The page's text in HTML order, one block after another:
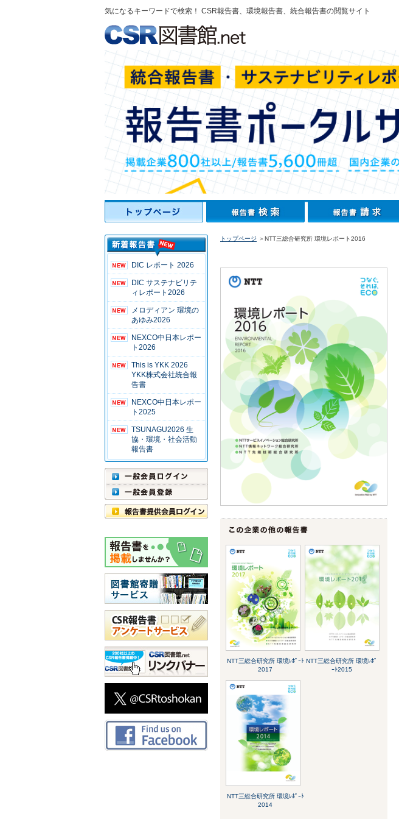
気になるキーワードで検索！ CSR報告書、環境報告書、統合報告書の閲覧サイト
DIC レポート 2026
DIC サステナビリテ
ィレポート2026
メロディアン 環境の
あゆみ2026
NEXCO中日本レポー
ト2026
This is YKK 2026
YKK株式会社統合報
告書
NEXCO中日本レポー
ト2025
TSUNAGU2026 生
協・環境・社会活動
報告書
トップページ ＞NTT三総合研究所 環境レポート2016
NTT三総合研究所 環境ﾚﾎﾟｰﾄ
2017
NTT三総合研究所 環境ﾚﾎﾟ
ｰﾄ2015
NTT三総合研究所 環境ﾚﾎﾟｰﾄ
2014